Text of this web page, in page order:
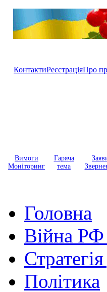
КонтактиРеєстраціяПро
Вимоги
Моніторинг
Гаряча
тема
Головна
Війна РФ
Політика